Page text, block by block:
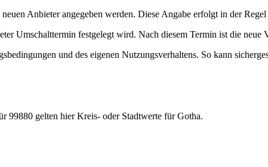
Anbieter angegeben werden. Diese Angabe erfolgt in der
Umschalttermin festgelegt wird. Nach diesem Termin ist die neue
und des eigenen Nutzungsverhaltens. So kann
99880 gelten hier Kreis‑ oder Stadtwerte für Gotha.